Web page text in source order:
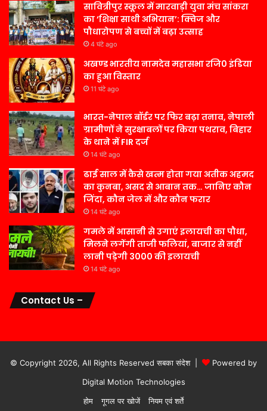
सावित्रीपुर स्कूल में मारवाड़ी युवा मंच सांकरा
का ‘शिक्षा साथी अभियान’: क्विज और
पौधारोपण से बच्चों में बढ़ा उत्साह
4 घंटे ago
अखण्ड भारतीय नामदेव महासभा रजि0 इंडिया
का हुआ विस्तार
11 घंटे ago
भारत-नेपाल बॉर्डर पर फिर बढ़ा तनाव, नेपाली
ग्रामीणों ने सुरक्षाबलों पर किया पथराव, बिहार
के थाने में FIR दर्ज
14 घंटे ago
ढाई साल में कैसे खत्म होता गया अतीक अहमद
का कुनबा, असद से आबान तक… जानिए कौन
जिंदा, कौन जेल में और कौन फरार
14 घंटे ago
गमले में आसानी से उगाएं इलायची का पौधा,
मिलने लगेंगी ताजी फलियां, बाजार से नहीं
लानी पड़ेगी 3000 की इलायची
14 घंटे ago
Contact Us –
© Copyright 2026, All Rights Reserved सबका संदेश |
Powered by
Digital Motion Technologies
होम
गूगल पर खोजें नियम एवं शर्ते